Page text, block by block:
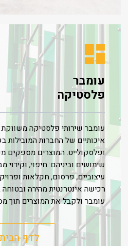
עומבר
פלסטיקה
עומבר שירותי פלסטיקה
איכותיים של החברות המובילות
ופלסקולייט. המוצרים מספקים
שימושים וביניהם: חיפוי, וקירוי
רכישה אינטרנטית מהירה
עומבר ולקבל את המוצרים תוך
לדף הבית